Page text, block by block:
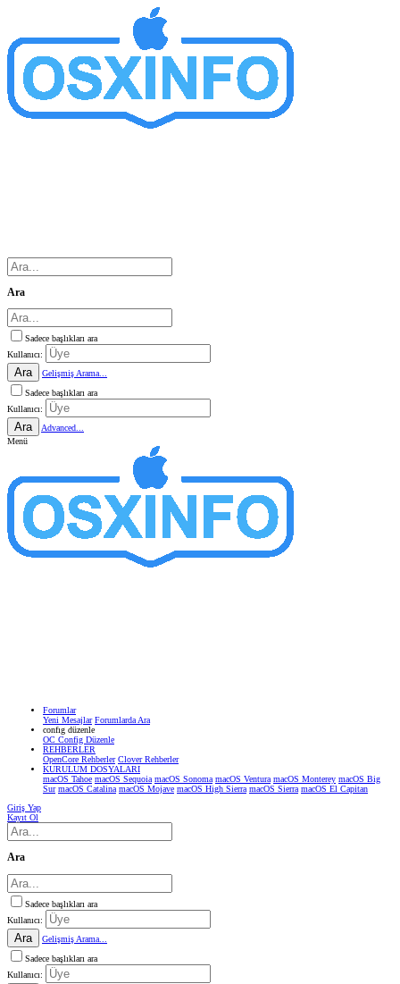
Ara
Sadece başlıkları ara
Kullanıcı:
Ara
Gelişmiş Arama...
Sadece başlıkları ara
Kullanıcı:
Ara
Advanced...
Menü
Forumlar
Yeni Mesajlar Forumlarda Ara
confıg düzenle
OC Config Düzenle
REHBERLER
OpenCore Rehberler Clover Rehberler
KURULUM DOSYALARI
macOS Tahoe macOS Sequoia macOS Sonoma macOS Ventura macOS Monterey macOS Big
Sur macOS Catalina macOS Mojave macOS High Sierra macOS Sierra macOS El Capitan
Giriş Yap
Kayıt Ol
Ara
Sadece başlıkları ara
Kullanıcı:
Ara
Gelişmiş Arama...
Sadece başlıkları ara
Kullanıcı: